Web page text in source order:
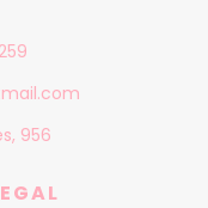
956